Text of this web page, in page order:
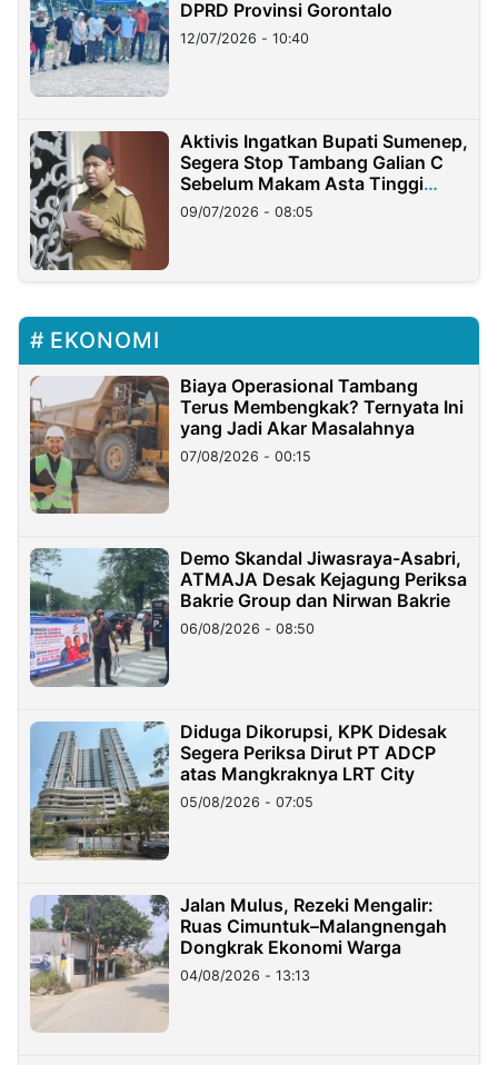
DPRD Provinsi Gorontalo
12/07/2026 - 10:40
Aktivis Ingatkan Bupati Sumenep,
Segera Stop Tambang Galian C
Sebelum Makam Asta Tinggi
Longsor
09/07/2026 - 08:05
EKONOMI
Biaya Operasional Tambang
Terus Membengkak? Ternyata Ini
yang Jadi Akar Masalahnya
07/08/2026 - 00:15
Demo Skandal Jiwasraya-Asabri,
ATMAJA Desak Kejagung Periksa
Bakrie Group dan Nirwan Bakrie
06/08/2026 - 08:50
Diduga Dikorupsi, KPK Didesak
Segera Periksa Dirut PT ADCP
atas Mangkraknya LRT City
05/08/2026 - 07:05
Jalan Mulus, Rezeki Mengalir:
Ruas Cimuntuk–Malangnengah
Dongkrak Ekonomi Warga
04/08/2026 - 13:13